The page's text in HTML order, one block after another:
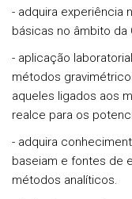
- adquira experiência
básicas no âmbito da
- aplicação
métodos
aqueles ligados aos
realce para os
- adquira
baseiam e fontes de
métodos analíticos.